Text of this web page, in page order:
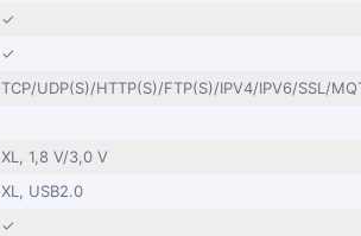
✓
✓
TCP/UDP(S)/HTTP(S)/FTP(S)/IPV4/IPV6/SSL/
XL, 1,8 V/3,0 V
XL, USB2.0
✓